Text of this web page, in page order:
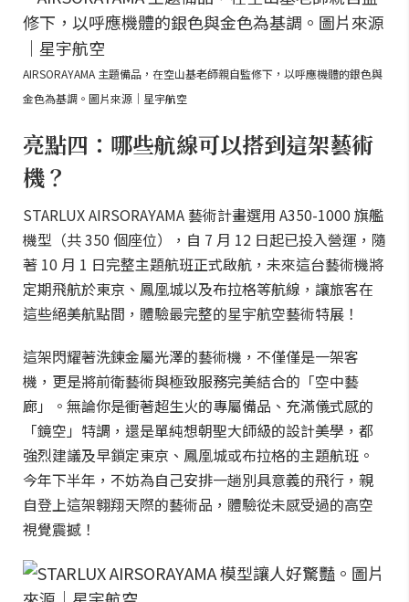
AIRSORAYAMA 主題備品，在空山基老師親自監修下，以呼應機體的銀色與
金色為基調。圖片來源｜星宇航空
亮點四：哪些航線可以搭到這架藝術
機？
STARLUX AIRSORAYAMA 藝術計畫選用 A350-1000 旗艦
機型（共 350 個座位），自 7 月 12 日起已投入營運，隨
著 10 月 1 日完整主題航班正式啟航，未來這台藝術機將
定期飛航於東京、鳳凰城以及布拉格等航線，讓旅客在
這些絕美航點間，體驗最完整的星宇航空藝術特展！
這架閃耀著洗鍊金屬光澤的藝術機，不僅僅是一架客
機，更是將前衛藝術與極致服務完美結合的「空中藝
廊」。無論你是衝著超生火的專屬備品、充滿儀式感的
「鏡空」特調，還是單純想朝聖大師級的設計美學，都
強烈建議及早鎖定東京、鳳凰城或布拉格的主題航班。
今年下半年，不妨為自己安排一趟別具意義的飛行，親
自登上這架翱翔天際的藝術品，體驗從未感受過的高空
視覺震撼！